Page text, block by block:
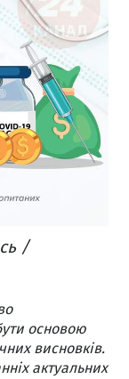
/
основою
висновків.
актуальних